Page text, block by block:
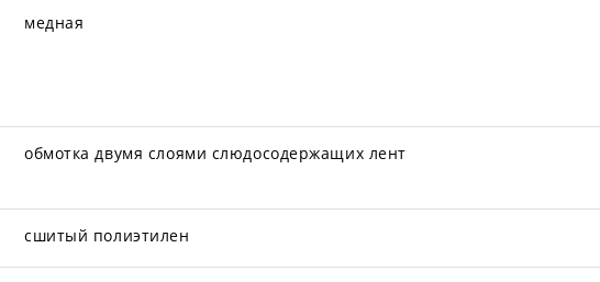
медная
обмотка двумя слоями слюдосодержащих лент
сшитый полиэтилен